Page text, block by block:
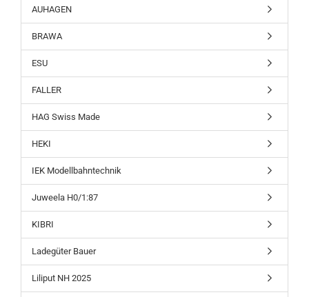
AUHAGEN
BRAWA
ESU
FALLER
HAG Swiss Made
HEKI
IEK Modellbahntechnik
Juweela H0/1:87
KIBRI
Ladegüter Bauer
Liliput NH 2025